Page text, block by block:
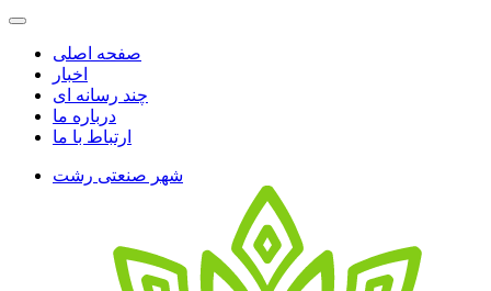
صفحه اصلی
اخبار
چند رسانه ای
درباره ما
ارتباط با ما
شهر صنعتی رشت